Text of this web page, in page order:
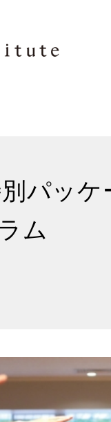
パッケ
ラム